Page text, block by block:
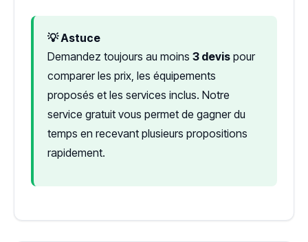
💡 Astuce
Demandez toujours au moins 3 devis pour
comparer les prix, les équipements
proposés et les services inclus. Notre
service gratuit vous permet de gagner du
temps en recevant plusieurs propositions
rapidement.